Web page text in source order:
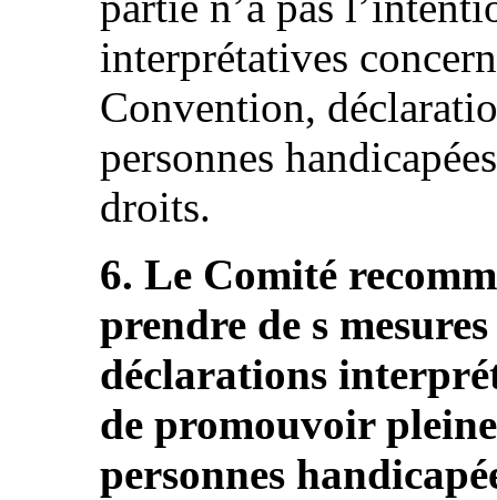
interprétatives
Convention,
personnes
droits.
6. Le Comité
prendre de s
déclarations
de promouvoir
personnes